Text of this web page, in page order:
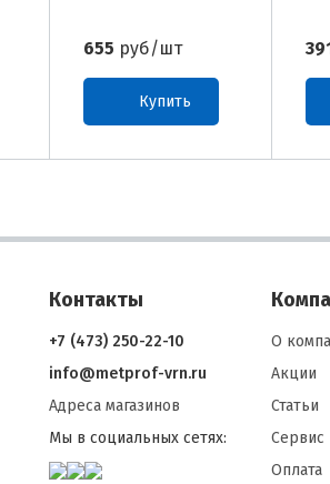
655 руб/шт
Купить
Контакты
+7 (473) 250-22-10
info@metprof-vrn.ru
Адреса магазинов
Мы в социальных сетях:
О
Акции
Статьи
Сервис
Оплата